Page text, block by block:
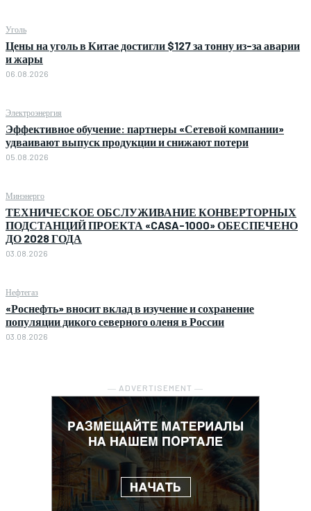
Уголь
Цены на уголь в Китае достигли $127 за тонну из-за аварии
и жары
06.08.2026
Электроэнергия
Эффективное обучение: партнеры «Сетевой компании»
удваивают выпуск продукции и снижают потери
05.08.2026
Минэнерго
ТЕХНИЧЕСКОЕ ОБСЛУЖИВАНИЕ КОНВЕРТОРНЫХ
ПОДСТАНЦИЙ ПРОЕКТА «CASA-1000» ОБЕСПЕЧЕНО
ДО 2028 ГОДА
03.08.2026
Нефтегаз
«Роснефть» вносит вклад в изучение и сохранение
популяции дикого северного оленя в России
03.08.2026
― ADVERTISEMENT ―